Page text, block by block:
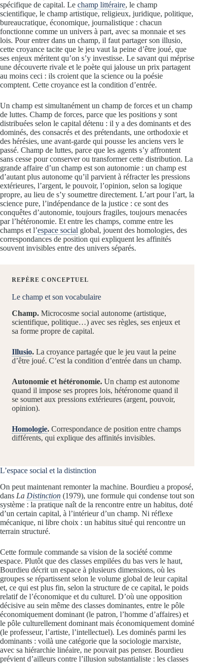
spécifique de capital. Le champ littéraire, le champ
scientifique, le champ artistique, religieux, juridique, politique,
bureaucratique, économique, journalistique : chacun
fonctionne comme un univers à part, avec sa monnaie et ses
lois. Pour entrer dans un champ, il faut partager son illusio,
cette croyance tacite que le jeu vaut la peine d’être joué, que
ses enjeux méritent qu’on s’y investisse. Le savant qui méprise
une découverte rivale et le poète qui jalouse un prix partagent
au moins ceci : ils croient que la science ou la poésie
comptent. Cette croyance est la condition d’entrée.
Un champ est simultanément un champ de forces et un champ
de luttes. Champ de forces, parce que les positions y sont
distribuées selon le capital détenu : il y a des dominants et des
dominés, des consacrés et des prétendants, une orthodoxie et
des hérésies, une avant-garde qui pousse les anciens vers le
passé. Champ de luttes, parce que les agents s’y affrontent
sans cesse pour conserver ou transformer cette distribution. La
grande affaire d’un champ est son autonomie : un champ est
d’autant plus autonome qu’il parvient à réfracter les pressions
extérieures, l’argent, le pouvoir, l’opinion, selon sa logique
propre, au lieu de s’y soumettre directement. L’art pour l’art, la
science pure, l’indépendance de la justice : ce sont des
conquêtes d’autonomie, toujours fragiles, toujours menacées
par l’hétéronomie. Et entre les champs, comme entre les
champs et l’espace social global, jouent des homologies, des
correspondances de position qui expliquent les affinités
souvent invisibles entre des univers séparés.
REPÈRE CONCEPTUEL
Le champ et son vocabulaire
Champ. Microcosme social autonome (artistique,
scientifique, politique…) avec ses règles, ses enjeux et
sa forme propre de capital.
Illusio. La croyance partagée que le jeu vaut la peine
d’être joué. C’est la condition d’entrée dans un champ.
Autonomie et hétéronomie. Un champ est autonome
quand il impose ses propres lois, hétéronome quand il
se soumet aux pressions extérieures (argent, pouvoir,
opinion).
Homologie. Correspondance de position entre champs
différents, qui explique des affinités invisibles.
L’espace social et la distinction
On peut maintenant remonter la machine. Bourdieu a proposé,
dans La Distinction (1979), une formule qui condense tout son
système : la pratique naît de la rencontre entre un habitus, doté
d’un certain capital, à l’intérieur d’un champ. Ni réflexe
mécanique, ni libre choix : un habitus situé qui rencontre un
terrain structuré.
Cette formule commande sa vision de la société comme
espace. Plutôt que des classes empilées du bas vers le haut,
Bourdieu décrit un espace à plusieurs dimensions, où les
groupes se répartissent selon le volume global de leur capital
et, ce qui est plus fin, selon la structure de ce capital, le poids
relatif de l’économique et du culturel. D’où une opposition
décisive au sein même des classes dominantes, entre le pôle
économiquement dominant (le patron, l’homme d’affaires) et
le pôle culturellement dominant mais économiquement dominé
(le professeur, l’artiste, l’intellectuel). Les dominés parmi les
dominants : voilà une catégorie que la sociologie marxiste,
avec sa hiérarchie linéaire, ne pouvait pas penser. Bourdieu
prévient d’ailleurs contre l’illusion substantialiste : les classes